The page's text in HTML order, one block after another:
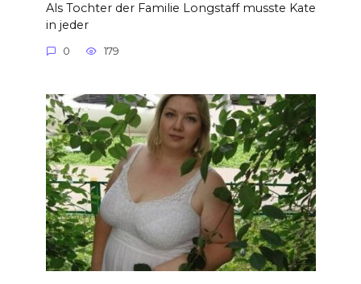
Als Tochter der Familie Longstaff musste Kate
in jeder
0 179